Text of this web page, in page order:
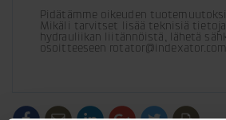
Pidätämme oikeuden
Mikäli tarvitset lisää teknisiä
hydrauliikan liitännöistä, lähetä
osoitteeseen rotator@indexator.com
/generic/labels/toolbar/share-
/generic/labels/toolbar/tip
/generic/labels/toolbar/
/generic/labels/
/generic/